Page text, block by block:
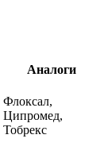
Аналоги
Флоксал,
Ципромед,
Тобрекс